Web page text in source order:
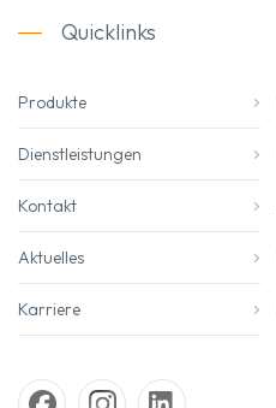
Quicklinks
Produkte
Dienstleistungen
Kontakt
Aktuelles
Karriere